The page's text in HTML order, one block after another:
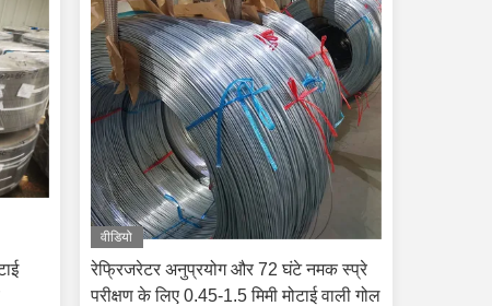
वीडियो
रेफ्रिजरेटर अनुप्रयोग और 72 घंटे नमक स्प्रे
परीक्षण के लिए 0.45-1.5 मिमी मोटाई वाली गोल